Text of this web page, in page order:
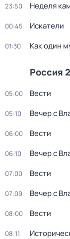
23:50 Неделя
00:45 Искатели
01:30 Как один
Россия
05:00 Вести
05:10 Вечер с
06:00 Вести
06:10 Вечер с
07:00 Вести
07:09 Вечер с
08:00 Вести
08:11